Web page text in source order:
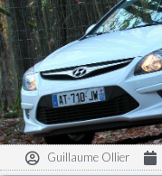
Guillaume Ollier